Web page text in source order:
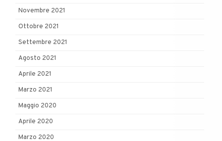
Novembre 2021
Ottobre 2021
Settembre 2021
Agosto 2021
Aprile 2021
Marzo 2021
Maggio 2020
Aprile 2020
Marzo 2020